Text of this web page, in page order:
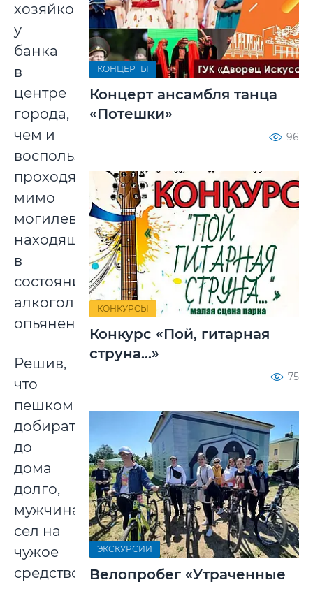
хозяйкой
у
банка
в
центре
города,
чем и
воспользовался
проходящий
мимо
могилевчанин,
находящийся
в
состоянии
алкогольного
опьянения.
Решив,
что
пешком
добираться
до
дома
долго,
мужчина
сел на
чужое
средство
КОНЦЕРТЫ
Концерт ансамбля танца
«Потешки»
96
КОНКУРСЫ
Конкурс «Пой, гитарная
струна...»
75
ЭКСКУРСИИ
Велопробег «Утраченные